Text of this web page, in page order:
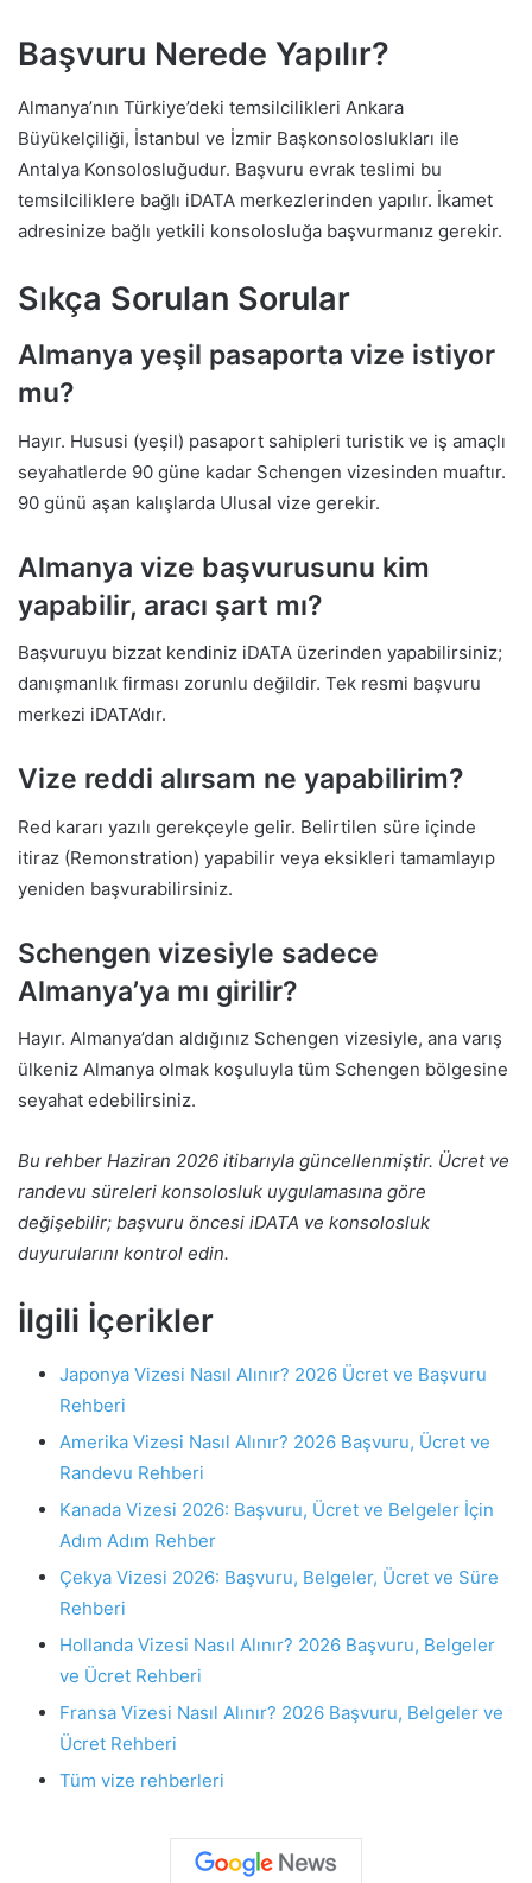
Başvuru Nerede Yapılır?
Almanya’nın Türkiye’deki temsilcilikleri Ankara
Büyükelçiliği, İstanbul ve İzmir Başkonsoloslukları ile
Antalya Konsolosluğudur. Başvuru evrak teslimi bu
temsilciliklere bağlı iDATA merkezlerinden yapılır. İkamet
adresinize bağlı yetkili konsolosluğa başvurmanız gerekir.
Sıkça Sorulan Sorular
Almanya yeşil pasaporta vize istiyor
mu?
Hayır. Hususi (yeşil) pasaport sahipleri turistik ve iş amaçlı
seyahatlerde 90 güne kadar Schengen vizesinden muaftır.
90 günü aşan kalışlarda Ulusal vize gerekir.
Almanya vize başvurusunu kim
yapabilir, aracı şart mı?
Başvuruyu bizzat kendiniz iDATA üzerinden yapabilirsiniz;
danışmanlık firması zorunlu değildir. Tek resmi başvuru
merkezi iDATA’dır.
Vize reddi alırsam ne yapabilirim?
Red kararı yazılı gerekçeyle gelir. Belirtilen süre içinde
itiraz (Remonstration) yapabilir veya eksikleri tamamlayıp
yeniden başvurabilirsiniz.
Schengen vizesiyle sadece
Almanya’ya mı girilir?
Hayır. Almanya’dan aldığınız Schengen vizesiyle, ana varış
ülkeniz Almanya olmak koşuluyla tüm Schengen bölgesine
seyahat edebilirsiniz.
Bu rehber Haziran 2026 itibarıyla güncellenmiştir. Ücret ve
randevu süreleri konsolosluk uygulamasına göre
değişebilir; başvuru öncesi iDATA ve konsolosluk
duyurularını kontrol edin.
İlgili İçerikler
Japonya Vizesi Nasıl Alınır? 2026 Ücret ve Başvuru
Rehberi
Amerika Vizesi Nasıl Alınır? 2026 Başvuru, Ücret ve
Randevu Rehberi
Kanada Vizesi 2026: Başvuru, Ücret ve Belgeler İçin
Adım Adım Rehber
Çekya Vizesi 2026: Başvuru, Belgeler, Ücret ve Süre
Rehberi
Hollanda Vizesi Nasıl Alınır? 2026 Başvuru, Belgeler
ve Ücret Rehberi
Fransa Vizesi Nasıl Alınır? 2026 Başvuru, Belgeler ve
Ücret Rehberi
Tüm vize rehberleri